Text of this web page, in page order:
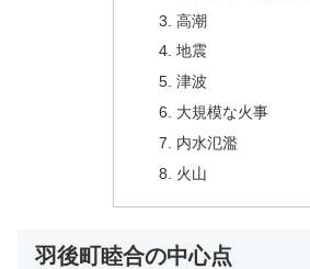
高潮
地震
津波
大規模な火事
内水氾濫
火山
羽後町睦合の中心点